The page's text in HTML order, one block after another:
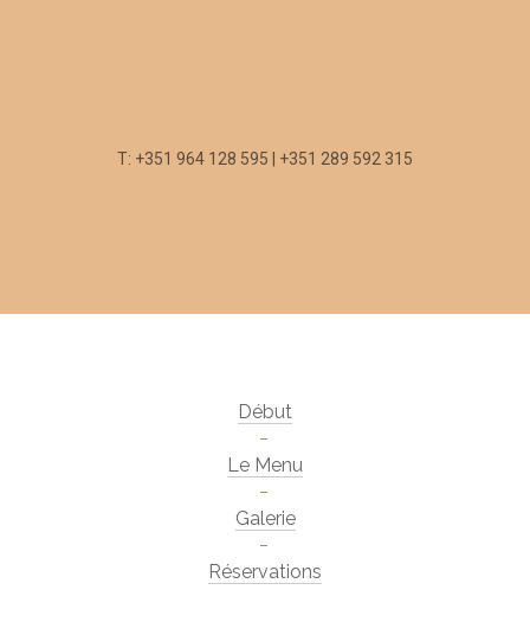
T: +351 964 128 595 | +351 289 592 315
Début
Le Menu
Galerie
Réservations